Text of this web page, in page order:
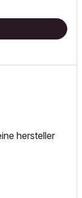
hersteller